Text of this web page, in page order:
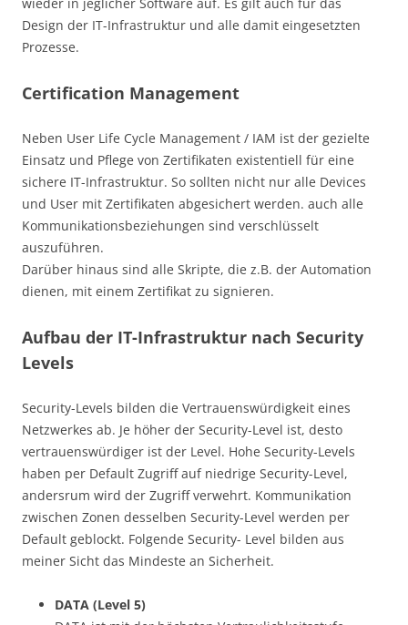
wieder in jeglicher Software auf. Es gilt auch für das
Design der IT-Infrastruktur und alle damit eingesetzten
Prozesse.
Certification Management
Neben User Life Cycle Management / IAM ist der gezielte
Einsatz und Pflege von Zertifikaten existentiell für eine
sichere IT-Infrastruktur. So sollten nicht nur alle Devices
und User mit Zertifikaten abgesichert werden. auch alle
Kommunikationsbeziehungen sind verschlüsselt
auszuführen.
Darüber hinaus sind alle Skripte, die z.B. der Automation
dienen, mit einem Zertifikat zu signieren.
Aufbau der IT-Infrastruktur nach Security
Levels
Security-Levels bilden die Vertrauenswürdigkeit eines
Netzwerkes ab. Je höher der Security-Level ist, desto
vertrauenswürdiger ist der Level. Hohe Security-Levels
haben per Default Zugriff auf niedrige Security-Level,
andersrum wird der Zugriff verwehrt. Kommunikation
zwischen Zonen desselben Security-Level werden per
Default geblockt. Folgende Security- Level bilden aus
meiner Sicht das Mindeste an Sicherheit.
DATA (Level 5)